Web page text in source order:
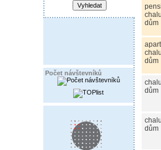
Počet návštevníků
dům
dům
dům
dům